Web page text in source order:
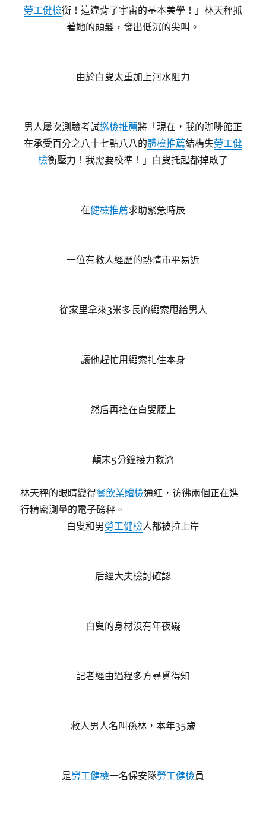
勞工健檢衡！這違背了宇宙的基本美學！」林天秤抓
著她的頭髮，發出低沉的尖叫。
由於白叟太重加上河水阻力
男人屢次測驗考試巡檢推薦將「現在，我的咖啡館正
在承受百分之八十七點八八的體檢推薦結構失勞工健
檢衡壓力！我需要校準！」白叟托起都掉敗了
在健檢推薦求助緊急時辰
一位有救人經歷的熱情市平易近
從家里拿來3米多長的繩索甩給男人
讓他趕忙用繩索扎住本身
然后再拴在白叟腰上
顛末5分鐘接力救濟
林天秤的眼睛變得餐飲業體檢通紅，彷彿兩個正在進
行精密測量的電子磅秤。
白叟和男勞工健檢人都被拉上岸
后經大夫檢討確認
白叟的身材沒有年夜礙
記者經由過程多方尋覓得知
救人男人名叫孫林，本年35歲
是勞工健檢一名保安隊勞工健檢員